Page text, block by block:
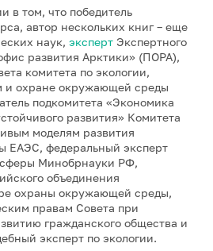
в том, что победитель
автор нескольких книг – еще
наук, эксперт Экспертного
развития Арктики» (ПОРА),
комитета по экологии,
и охране окружающей среды
подкомитета «Экономика
развития» Комитета
моделям развития
ЕАЭС, федеральный эксперт
сферы Минобрнауки РФ,
объединения
охраны окружающей среды,
правам Совета при
гражданского общества и
эксперт по экологии.